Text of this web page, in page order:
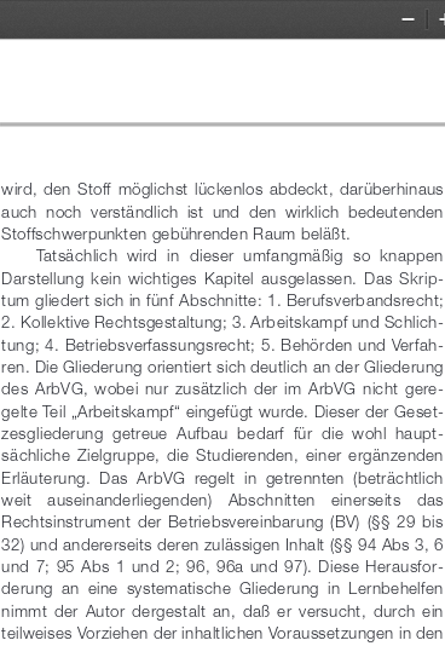
Zoom
wird,  den  Stoff  möglichst  lückenlos  abdeckt,  darüberhinaus
auch  noch  verständlich  ist  und  den  wirklich  bedeutenden
Stoffschwerpunkten gebührenden Raum beläßt.
Tatsächlich  wird  in  dieser  umfangmäßig  so  knappen
Darstellung  kein  wichtiges  Kapitel  ausgelassen.  Das  Skrip-
tum gliedert sich in fünf Abschnitte: 1. Berufsverbandsrecht;
2. Kollektive Rechtsgestaltung; 3. Arbeitskampf und Schlich-
tung; 4. Betriebsverfassungsrecht; 5. Behörden und Verfah-
ren. Die Gliederung orientiert sich deutlich an der Gliederung
des  ArbVG,  wobei  nur  zusätzlich  der  im  ArbVG  nicht  gere-
gelte Teil „Arbeitskampf“ eingefügt wurde. Dieser der Geset-
zesgliederung  getreue  Aufbau  bedarf  für  die  wohl  haupt-
sächliche  Zielgruppe,  die  Studierenden,  einer  ergänzenden
Erläuterung.  Das  ArbVG  regelt  in  getrennten  (beträchtlich
weit   auseinanderliegenden)   Abschnitten   einerseits   das
Rechtsinstrument  der  Betriebsvereinbarung  (BV)  (§§ 29  bis
32) und andererseits deren zulässigen Inhalt (§§ 94 Abs 3, 6
und 7; 95 Abs 1 und 2; 96, 96a und 97). Diese Herausfor-
derung  an  eine  systematische  Gliederung  in  Lernbehelfen
nimmt  der  Autor  dergestalt  an,  daß  er  versucht,  durch  ein
teilweises Vorziehen der inhaltlichen Voraussetzungen in den